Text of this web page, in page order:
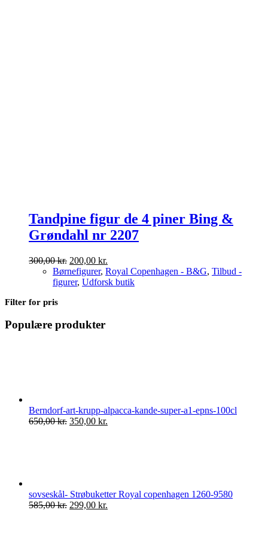
Tandpine figur de 4 piner Bing &
Grøndahl nr 2207
300,00kr. Den
oprindelige
pris
200,00 kr.
aktuelle
pris
Børnefigurer, Royal Copenhagen - B&G, Tilbud -
figurer, Udforsk butik
Filter for pris
Populære produkter
Berndorf-art-krupp-alpacca-kande-super-a1-epns-100cl
650,00kr. Den
350,00 kr.
sovseskål- Strøbuketter Royal copenhagen 1260-9580
585,00kr. Den
299,00 kr.